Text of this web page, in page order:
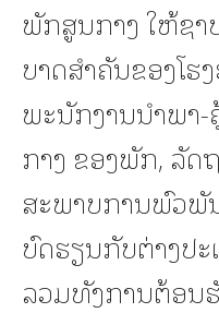
ພັກສູນກາງ ໃຫ້ຊາ
ບາດສໍາຄັນຂອງໂຮ
ພະນັກງານນຳພາ-
ກາງ ຂອງພັກ, ລັດ
ສະພາບການພົວພັ
ບົດຮຽນກັບຕ່າງປະ
ລວມທັງການຕ້ອນ